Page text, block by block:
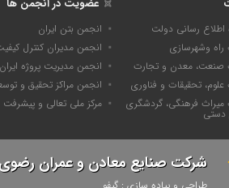
اطلاع رسانی دولت
راه وشهرسازی
صنعت، معدن و تجارت
علوم، تحقیقات و فناوری
میراث فرهنگی، گردشگری
دستی
عضویت در انجمن ها
انجمن بتن ایران
انجمن مدیران کنترل
انجمن مدیریت پروژه ایران
انجمن مراکز تحقیق و
مرکز ملی تعالی و پیشرفت
شرکت صنایع معادن و عمران رضوی